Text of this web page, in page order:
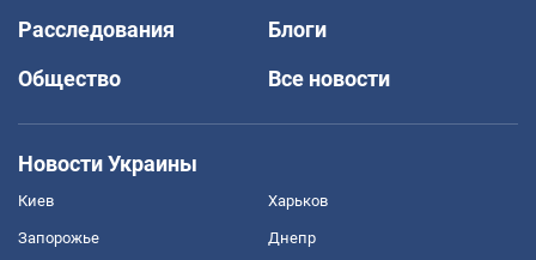
Расследования
Блоги
Общество
Все новости
Новости Украины
Киев Харьков
Запорожье Днепр